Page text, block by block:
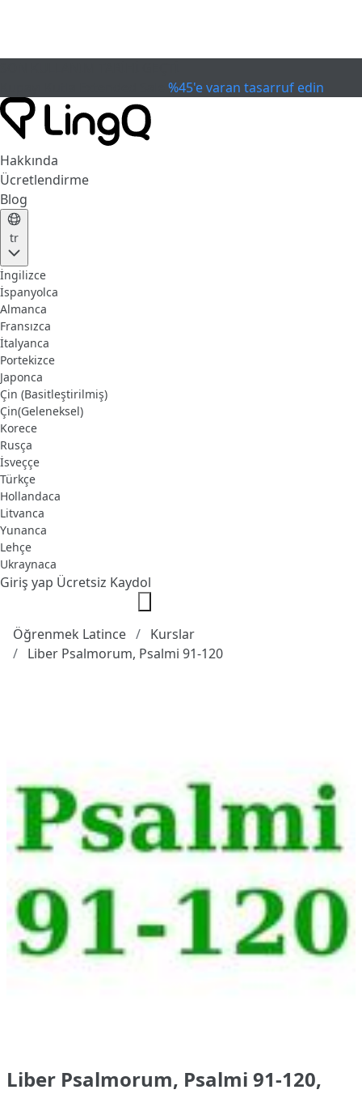
%45'e varan tasarruf edin
Hakkında
Ücretlendirme
Blog
tr
İngilizce
İspanyolca
Almanca
Fransızca
İtalyanca
Portekizce
Japonca
Çin (Basitleştirilmiş)
Çin(Geleneksel)
Korece
Rusça
İsveççe
Türkçe
Hollandaca
Litvanca
Yunanca
Lehçe
Ukraynaca
Giriş yap Ücretsiz Kaydol
Öğrenmek Latince
Kurslar
Liber Psalmorum, Psalmi 91-120
Liber Psalmorum, Psalmi 91-120,